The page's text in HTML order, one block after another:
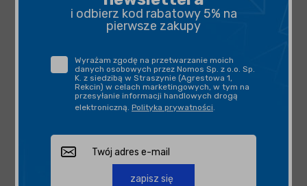
i odbierz kod rabatowy 5% na
pierwsze zakupy
Wyrażam zgodę na przetwarzanie moich
danych osobowych przez Nomos Sp. z o.o. Sp.
K. z siedzibą w Straszynie (Agrestowa 1,
Rekcin) w celach marketingowych, w tym na
przesyłanie informacji handlowych drogą
elektroniczną. Polityka prywatności.
zapisz się